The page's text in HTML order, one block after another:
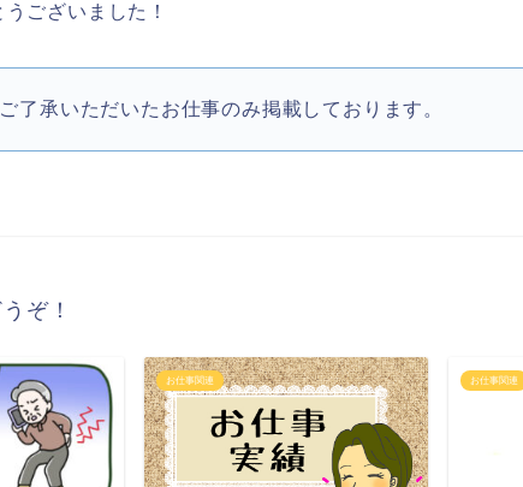
ございました！
了承いただいたお仕事のみ掲載しております。
ぞ！
お仕事関連 お仕事関連